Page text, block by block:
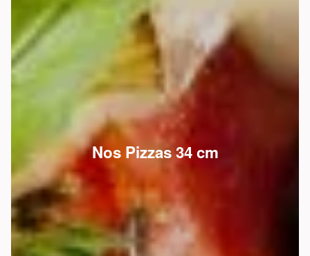
Nos Pizzas 34 cm